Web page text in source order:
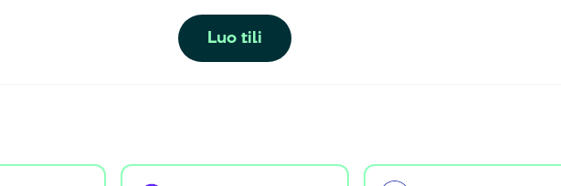
Luo tili